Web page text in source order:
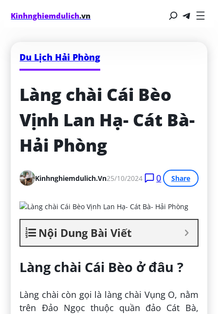
Kinhnghiemdulich.vn
Du Lịch Hải Phòng
Làng chài Cái Bèo
Vịnh Lan Hạ- Cát Bà-
Hải Phòng
Kinhnghiemdulich.vn25/10/2024 0 Share
Nội Dung Bài Viết
Làng chài Cái Bèo ở đâu ?
Làng chài còn gọi là làng chài Vụng O, nằm
trên Đảo Ngọc thuộc quần đảo Cát Bà,